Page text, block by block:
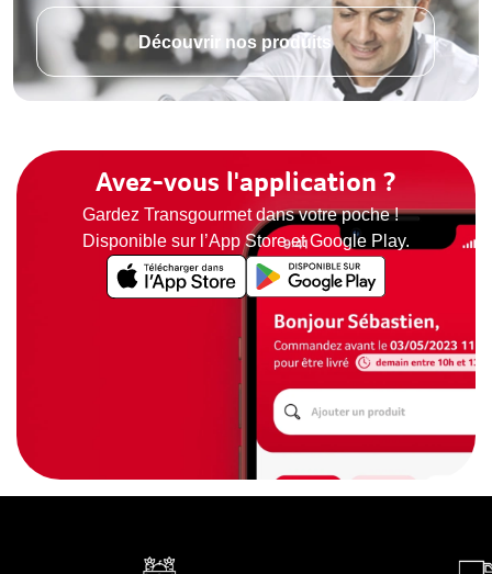
Découvrir nos produits
Avez-vous l'application ?
Gardez Transgourmet dans votre poche !
Disponible sur l’App Store et Google Play.